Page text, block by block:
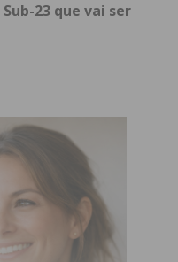
Castelo de Paiva
23 que vai ser